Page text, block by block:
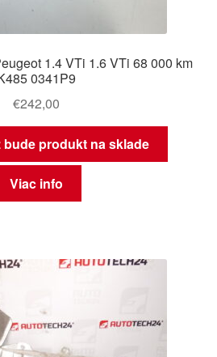
1.4 VTi 1.6 VTi 68 000 km
0341P9
€242,00
bude produkt na sklade
Viac info